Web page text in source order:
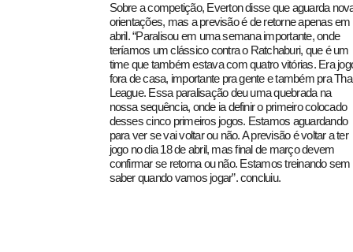
Sobre a competição, Everton disse que aguarda
orientações, mas a previsão é de retorne apenas em
abril. “Paralisou em uma semana importante, onde
teríamos um clássico contra o Ratchaburi, que é um
time que também estava com quatro vitórias. Era
fora de casa, importante pra gente e também pra Thai
League. Essa paralisação deu uma quebrada na
nossa sequência, onde ia definir o primeiro colocado
desses cinco primeiros jogos. Estamos aguardando
para ver se vai voltar ou não. A previsão é voltar a ter
jogo no dia 18 de abril, mas final de março devem
confirmar se retorna ou não. Estamos treinando sem
saber quando vamos jogar”. concluiu.